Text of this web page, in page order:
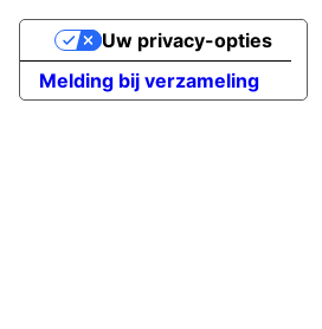
Melding bij verzameling
Uw privacy-opties